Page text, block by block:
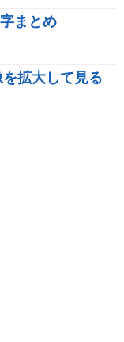
まとめ
拡大して見る